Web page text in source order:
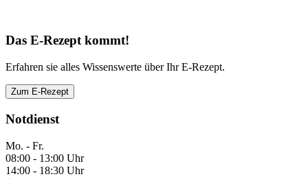
Das E-Rezept kommt!
Erfahren sie alles Wissenswerte über Ihr E-Rezept.
Zum E-Rezept
Notdienst
Mo. - Fr.
08:00 - 13:00 Uhr
14:00 - 18:30 Uhr